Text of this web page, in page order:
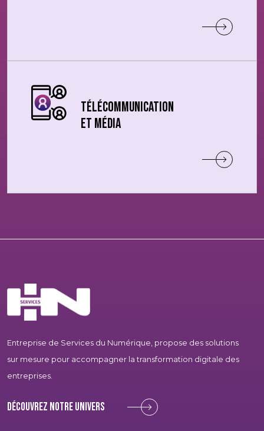
Télécommunication
et Média
Entreprise de Services du Numérique, propose des solutions
sur mesure pour accompagner la transformation digitale des
entreprises.
Découvrez notre univers